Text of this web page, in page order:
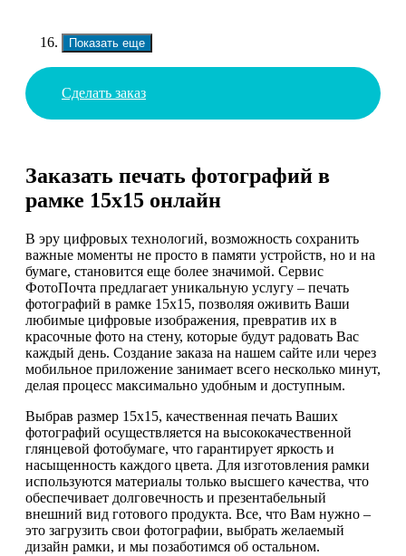
Показать еще
Сделать заказ
Заказать печать фотографий в
рамке 15х15 онлайн
В эру цифровых технологий, возможность сохранить
важные моменты не просто в памяти устройств, но и на
бумаге, становится еще более значимой. Сервис
ФотоПочта предлагает уникальную услугу – печать
фотографий в рамке 15х15, позволяя оживить Ваши
любимые цифровые изображения, превратив их в
красочные фото на стену, которые будут радовать Вас
каждый день. Создание заказа на нашем сайте или через
мобильное приложение занимает всего несколько минут,
делая процесс максимально удобным и доступным.
Выбрав размер 15х15, качественная печать Ваших
фотографий осуществляется на высококачественной
глянцевой фотобумаге, что гарантирует яркость и
насыщенность каждого цвета. Для изготовления рамки
используются материалы только высшего качества, что
обеспечивает долговечность и презентабельный
внешний вид готового продукта. Все, что Вам нужно –
это загрузить свои фотографии, выбрать желаемый
дизайн рамки, и мы позаботимся об остальном.